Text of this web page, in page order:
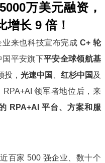
万美元融资，
增长 9 倍！
来也科技宣布完成 C+ 轮
国平安旗下平安全球领航基
投， 光速中国 、 红杉中国及
RPA+AI 领军者地位后，来
RPA+AI 平台、方案和服
百家 500 强企业、数十个